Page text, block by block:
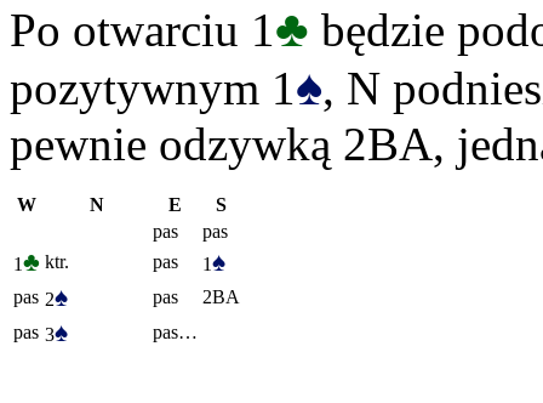
Po otwarciu 1♣ będzie
pozytywnym 1♠, N
pewnie odzywką 2BA,
W N E
S
pas
pas
1♣ ktr. pas 1♠
pas 2♠ pas
2BA
pas 3♠ pas…